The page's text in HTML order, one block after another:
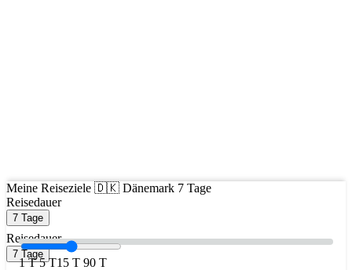
Meine Reiseziele 🇩🇰 Dänemark 7 Tage
Reisedauer
7 Tage
1 T 5 T15 T 90 T
Reisedauer
7 Tage